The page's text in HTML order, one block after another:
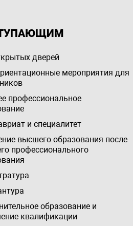
дверей
мероприятия для
профессиональное
и специалитет
высшего образования после
профессионального
образование и
квалификации